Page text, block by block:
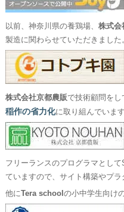
以前、神奈川県の養鶏場、 株式会
製造に関わらせていただきました
株式会社京都農販で技術顧問をし
稲作の省力化に取り組んでいます
フリーランスのプログラマとし
ていますので、サイト構築やプラ
他にTera school の小中学生向け